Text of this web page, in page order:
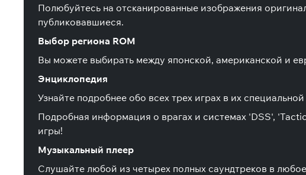
Полюбуйтесь на отсканированные изображения
публиковавшиеся.
Выбор региона ROM
Вы можете выбирать между японской, американской и
Энциклопедия
Узнайте подробнее обо всех трех играх в их
Подробная информация о врагах и системах 'DSS',
игры!
Музыкальный плеер
Слушайте любой из четырех полных саундтреков в